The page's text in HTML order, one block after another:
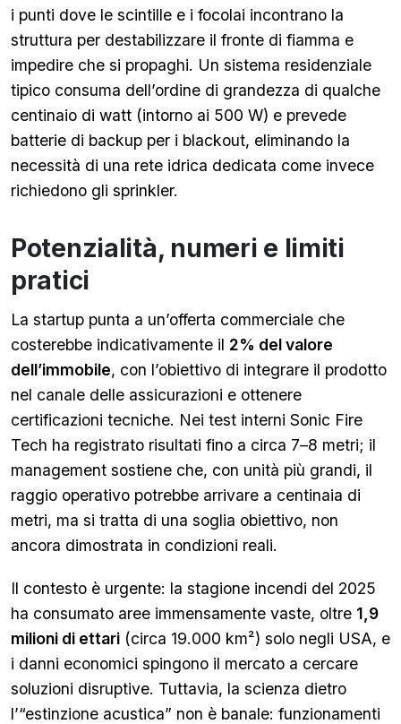
i punti dove le scintille e i focolai incontrano la
struttura per destabilizzare il fronte di fiamma e
impedire che si propaghi. Un sistema residenziale
tipico consuma dell’ordine di grandezza di qualche
centinaio di watt (intorno ai 500 W) e prevede
batterie di backup per i blackout, eliminando la
necessità di una rete idrica dedicata come invece
richiedono gli sprinkler.
Potenzialità, numeri e limiti
pratici
La startup punta a un’offerta commerciale che
costerebbe indicativamente il 2% del valore
dell’immobile, con l’obiettivo di integrare il prodotto
nel canale delle assicurazioni e ottenere
certificazioni tecniche. Nei test interni Sonic Fire
Tech ha registrato risultati fino a circa 7–8 metri; il
management sostiene che, con unità più grandi, il
raggio operativo potrebbe arrivare a centinaia di
metri, ma si tratta di una soglia obiettivo, non
ancora dimostrata in condizioni reali.
Il contesto è urgente: la stagione incendi del 2025
ha consumato aree immensamente vaste, oltre 1,9
milioni di ettari (circa 19.000 km²) solo negli USA, e
i danni economici spingono il mercato a cercare
soluzioni disruptive. Tuttavia, la scienza dietro
l’“estinzione acustica” non è banale: funzionamenti